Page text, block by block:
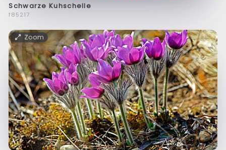
Schwarze Kuhschelle
f85217
Zoom